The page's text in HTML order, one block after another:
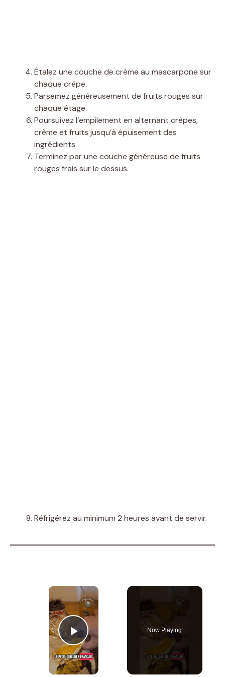
Étalez une couche de crème au mascarpone sur
chaque crêpe.
Parsemez généreusement de fruits rouges sur
chaque étage.
Poursuivez l’empilement en alternant crêpes,
crème et fruits jusqu’à épuisement des
ingrédients.
Terminez par une couche généreuse de fruits
rouges frais sur le dessus.
Réfrigérez au minimum 2 heures avant de servir.
×
Play Video
Now Playing